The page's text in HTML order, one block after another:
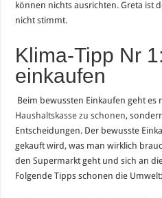
können nichts ausrichten. Greta ist
nicht stimmt.
Klima-Tipp Nr
einkaufen
Beim bewussten Einkaufen geht
Haushaltskasse zu schonen,
Entscheidungen. Der bewusste
gekauft wird, was man wirklich
den Supermarkt geht und sich an
Folgende Tipps schonen die Umwelt: